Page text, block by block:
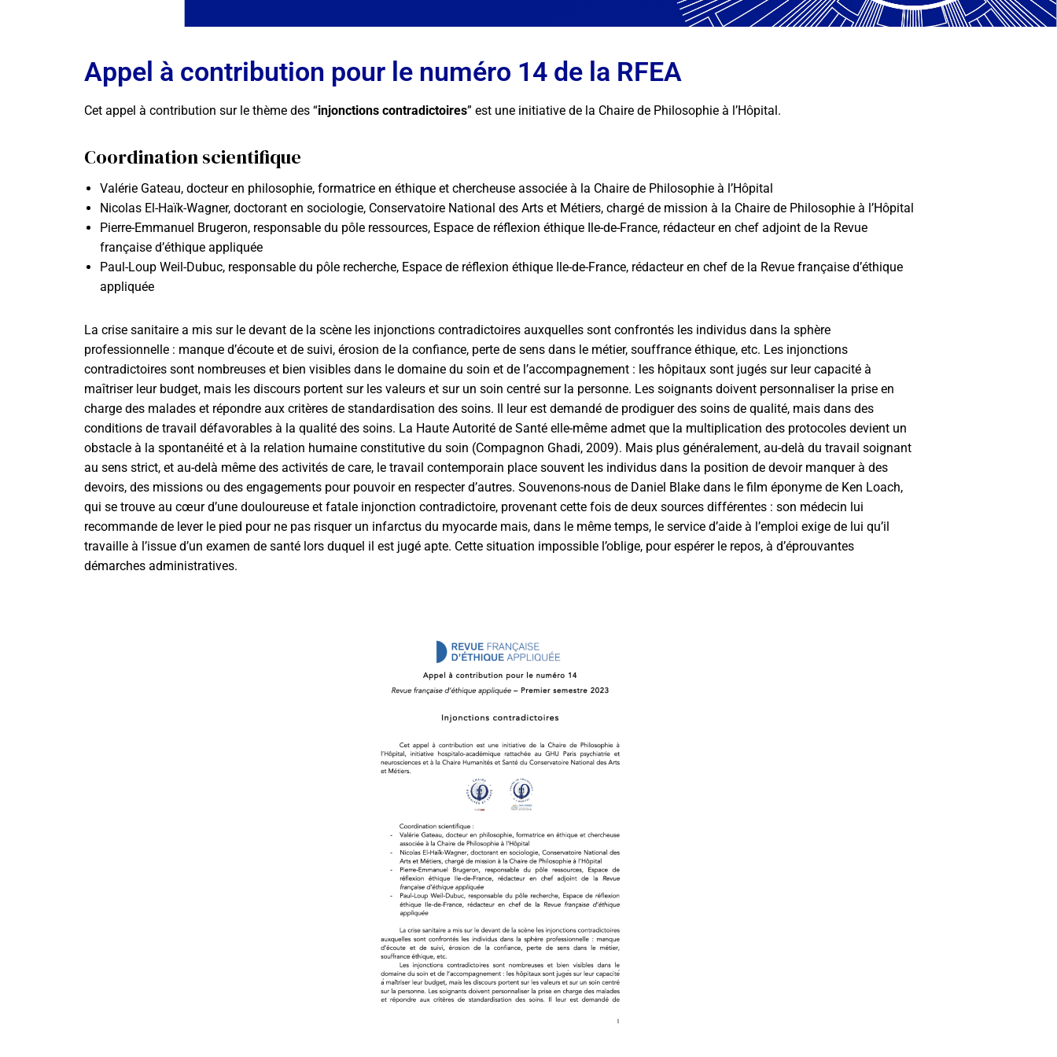
Appel à contribution pour le numéro 14 de la RFEA
Cet appel à contribution sur le thème des “injonctions contradictoires” est une initiative de la Chaire de Philosophie à l’Hôpital.
Coordination scientifique
Valérie Gateau, docteur en philosophie, formatrice en éthique et chercheuse associée à la Chaire de Philosophie à l’Hôpital
Nicolas El-Haïk-Wagner, doctorant en sociologie, Conservatoire National des Arts et Métiers, chargé de mission à la Chaire de Philosophie à l’Hôpital
Pierre-Emmanuel Brugeron, responsable du pôle ressources, Espace de réflexion éthique Ile-de-France, rédacteur en chef adjoint de la Revue
française d’éthique appliquée
Paul-Loup Weil-Dubuc, responsable du pôle recherche, Espace de réflexion éthique Ile-de-France, rédacteur en chef de la Revue française d’éthique
appliquée
La crise sanitaire a mis sur le devant de la scène les injonctions contradictoiresauxquelles sont confrontés les individus dans la sphère
professionnelle : manqued’écoute et de suivi, érosion de la confiance, perte de sens dans le métier,souffrance éthique, etc. Les injonctions
contradictoires sont nombreuses et bien visibles dans ledomaine du soin et de l’accompagnement : les hôpitaux sont jugés sur leur capacitéà
maîtriser leur budget, mais les discours portent sur les valeurs et sur un soin centrésur la personne. Les soignants doivent personnaliser la prise en
charge des maladeset répondre aux critères de standardisation des soins. Il leur est demandé de prodiguer des soins de qualité, mais dans des
conditions de travail défavorables à la qualité des soins. La Haute Autorité de Santé elle-même admet que la multiplication des protocoles devient un
obstacle à la spontanéité et à la relation humaine constitutive du soin (Compagnon Ghadi, 2009). Mais plus généralement, au-delà du travail soignant
au sens strict, et au-delà même des activités de care, le travail contemporain place souvent les individus dans la position de devoir manquer à des
devoirs, des missions ou des engagements pour pouvoir en respecter d’autres. Souvenons-nous de Daniel Blake dans le film éponyme de Ken Loach,
qui se trouve au cœur d’une douloureuse et fatale injonction contradictoire, provenant cette fois de deux sources différentes : son médecin lui
recommande de lever le pied pour ne pas risquer un infarctus du myocarde mais, dans le même temps, le service d’aide à l’emploi exige de lui qu’il
travaille à l’issue d’un examen de santé lors duquel il est jugé apte. Cette situation impossible l’oblige, pour espérer le repos, à d’éprouvantes
démarches administratives.